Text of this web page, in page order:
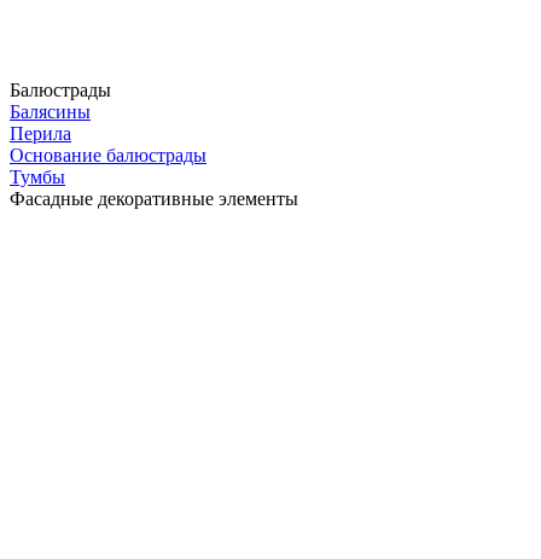
Балюстрады
Балясины
Перила
Основание балюстрады
Тумбы
Фасадные декоративные элементы